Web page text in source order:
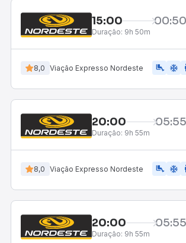
15:00 00:50
Duração: 9h 50m
8,0 Viação Expresso Nordeste airline_seat_legroom_extra ac_unit
20:00 05:55
Duração: 9h 55m
8,0 Viação Expresso Nordeste airline_seat_legroom_extra ac_unit
20:00 05:55
Duração: 9h 55m